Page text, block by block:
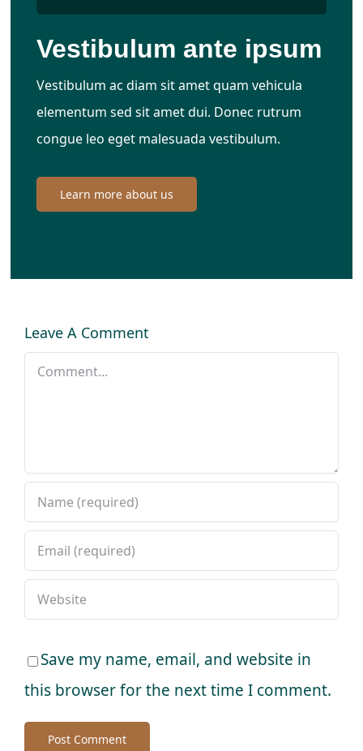
Vestibulum ante ipsum
Vestibulum ac diam sit amet quam vehicula
elementum sed sit amet dui. Donec rutrum
congue leo eget malesuada vestibulum.
Learn more about us
Leave A Comment
Comment
Save my name, email, and website in
this browser for the next time I comment.